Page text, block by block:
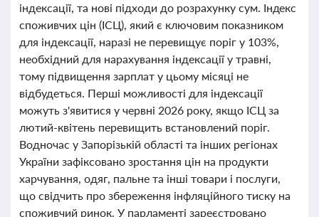
індексації, та нові підходи до розрахунку сум. Індекс
споживчих цін (ІСЦ), який є ключовим показником
для індексації, наразі не перевищує поріг у 103%,
необхідний для нарахування індексації у травні,
тому підвищення зарплат у цьому місяці не
відбудеться. Перші можливості для індексації
можуть з'явитися у червні 2026 року, якщо ІСЦ за
лютий-квітень перевищить встановлений поріг.
Водночас у Запорізькій області та інших регіонах
України зафіксовано зростання цін на продукти
харчування, одяг, пальне та інші товари і послуги,
що свідчить про збереження інфляційного тиску на
споживчий ринок. У парламенті зареєстровано